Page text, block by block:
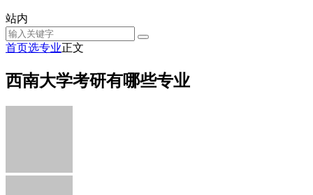
站内
首页选专业正文
西南大学考研有哪些专业